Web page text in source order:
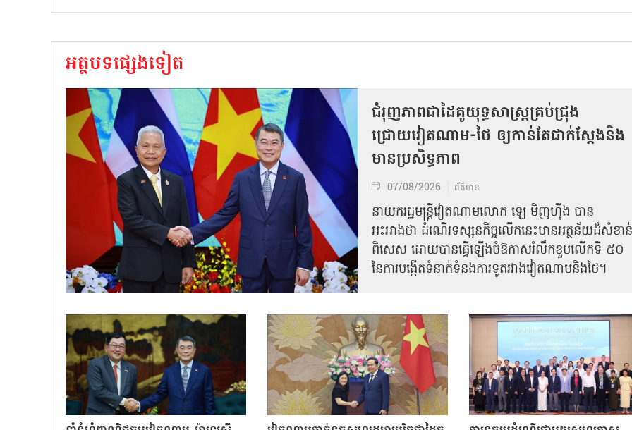
អត្ថបទផ្សេងទៀត
ជំរុញភាពជាដៃគូយុទ្ធសាស្ត្រគ្រប់ជ្រុង
ជ្រោយវៀតណាម-ថៃ ឲ្យកាន់តែជាក់ស្ដែងនិង
មានប្រសិទ្ធភាព
07/08/2026 ព័ត៌មាន
នាយករដ្ឋមន្ត្រីវៀតណាមលោក ឡេ មិញហ៊ឹង បាន
អះអាងថា ដំណើរទស្សនកិច្ចលើកនេះមានអត្ថន័យដ៏សំខាន់
ពិសេស ដោយបានធ្វើឡើងចំឱកាសរំលឹកខួបលើកទី ៥០
នៃការបង្កើតទំនាក់ទំនងការទូតរវាងវៀតណាមនិងថៃ។